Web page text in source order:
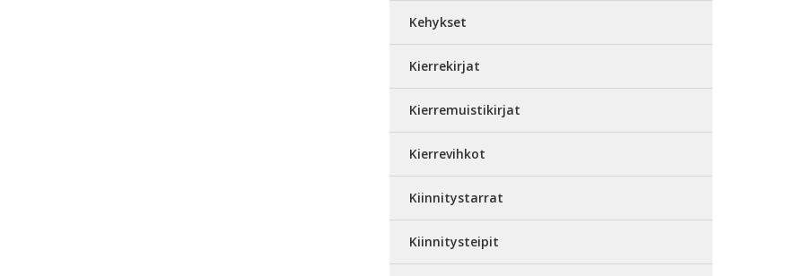
Kehykset
Kierrekirjat
Kierremuistikirjat
Kierrevihkot
Kiinnitystarrat
Kiinnitysteipit